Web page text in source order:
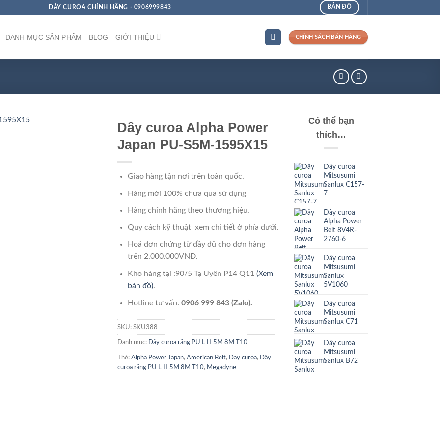
DÂY CUROA CHÍNH HÃNG - 0906999843 BẢN ĐỒ
DANH MỤC SẢN PHẨM BLOG GIỚI THIỆU CHÍNH SÁCH BÁN HÀNG
Dây curoa Alpha Power
Japan PU-S5M-1595X15
Giao hàng tận nơi trên toàn quốc.
Hàng mới 100% chưa qua sử dụng.
Hàng chính hãng theo thương hiệu.
Quy cách kỹ thuật: xem chi tiết ở phía dưới.
Hoá đơn chứng từ đầy đủ cho đơn hàng
trên 2.000.000VNĐ.
Kho hàng tại :90/5 Tạ Uyên P14 Q11 (Xem
bản đồ).
Hotline tư vấn: 0906 999 843 (Zalo).
SKU: SKU388
Danh mục: Dây curoa răng PU L H 5M 8M T10
Thẻ: Alpha Power Japan, American Belt, Day curoa,
Dây
curoa răng PU L H 5M 8M T10, Megadyne
Có thể bạn
thích…
Dây curoa
Mitsusumi
Sanlux C157-
7
Dây curoa
Alpha Power
Belt 8V4R-
2760-6
Dây curoa
Mitsusumi
Sanlux
5V1060
Dây curoa
Mitsusumi
Sanlux C71
Dây curoa
Mitsusumi
Sanlux B72